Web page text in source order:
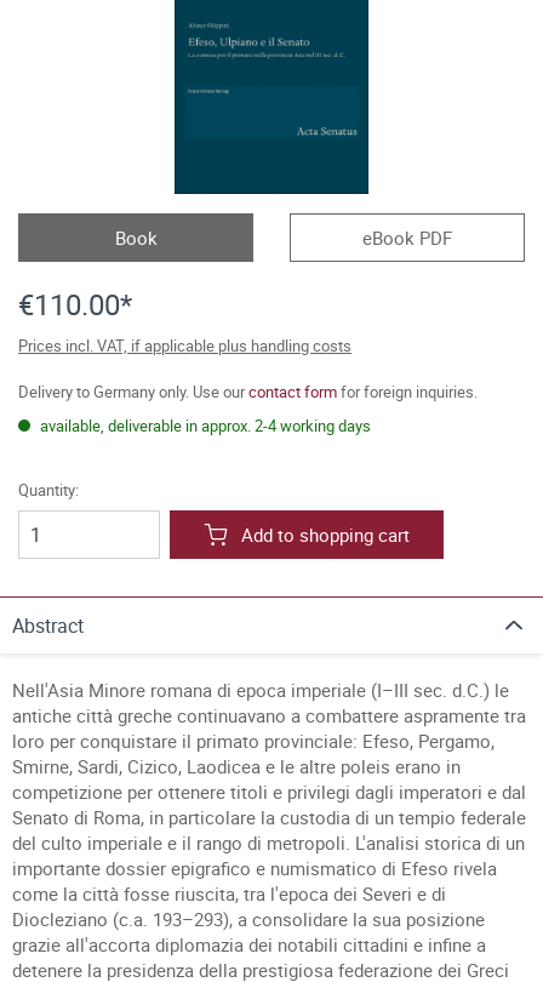
Book eBook PDF
€110.00*
Prices incl. VAT, if applicable plus handling costs
Delivery to Germany only. Use ourcontact formfor foreign inquiries.
available, deliverable in approx. 2-4 working days
Quantity:
Add to shopping cart
Abstract
Nell'Asia Minore romana di epoca imperiale (I–III sec. d.C.) le
antiche città greche continuavano a combattere aspramente tra
loro per conquistare il primato provinciale: Efeso, Pergamo,
Smirne, Sardi, Cizico, Laodicea e le altre poleis erano in
competizione per ottenere titoli e privilegi dagli imperatori e dal
Senato di Roma, in particolare la custodia di un tempio federale
del culto imperiale e il rango di metropoli. L'analisi storica di un
importante dossier epigrafico e numismatico di Efeso rivela
come la città fosse riuscita, tra l'epoca dei Severi e di
Diocleziano (c.a. 193–293), a consolidare la sua posizione
grazie all'accorta diplomazia dei notabili cittadini e infine a
detenere la presidenza della prestigiosa federazione dei Greci